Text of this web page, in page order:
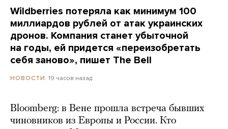
Wildberries потеряла как минимум 100
миллиардов рублей от атак украинских
дронов. Компания станет убыточной
на годы, ей придется «переизобретать
себя заново», пишет The Bell
НОВОСТИ 19 часов назад
Bloomberg: в Вене прошла встреча бывших
чиновников из Европы и России. Кто